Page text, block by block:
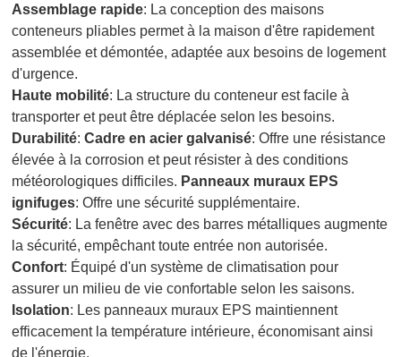
Assemblage rapide: La conception des maisons
conteneurs pliables permet à la maison d'être rapidement
assemblée et démontée, adaptée aux besoins de logement
d'urgence.
Haute mobilité: La structure du conteneur est facile à
transporter et peut être déplacée selon les besoins.
Durabilité:Cadre en acier galvanisé: Offre une résistance
élevée à la corrosion et peut résister à des conditions
météorologiques difficiles. Panneaux muraux EPS
ignifuges: Offre une sécurité supplémentaire.
Sécurité: La fenêtre avec des barres métalliques augmente
la sécurité, empêchant toute entrée non autorisée.
Confort: Équipé d'un système de climatisation pour
assurer un milieu de vie confortable selon les saisons.
Isolation: Les panneaux muraux EPS maintiennent
efficacement la température intérieure, économisant ainsi
de l'énergie.